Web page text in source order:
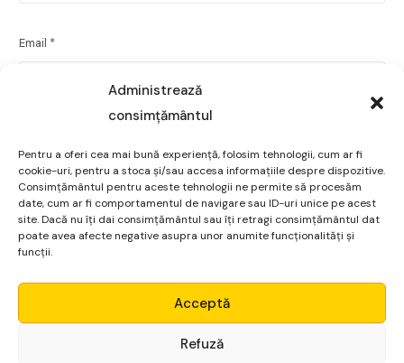
Administrează
consimțământul
Pentru a oferi cea mai bună experiență, folosim tehnologii, cum ar fi
cookie-uri, pentru a stoca și/sau accesa informațiile despre dispozitive.
Consimțământul pentru aceste tehnologii ne permite să procesăm
date, cum ar fi comportamentul de navigare sau ID-uri unice pe acest
site. Dacă nu îți dai consimțământul sau îți retragi consimțământul dat
poate avea afecte negative asupra unor anumite funcționalități și
funcții.
Acceptă
Refuză
Email *
Salvează-mi numele, emailul și site-ul web în acest
Micro Alpha